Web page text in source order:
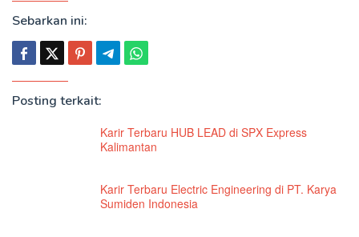
Sebarkan ini:
Posting terkait:
Karir Terbaru HUB LEAD di SPX Express
Kalimantan
Karir Terbaru Electric Engineering di PT. Karya
Sumiden Indonesia